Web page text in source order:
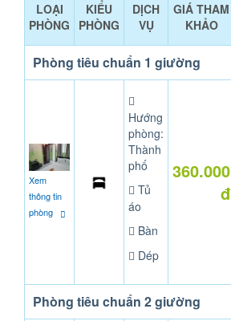
LOẠI
PHÒNG
KIỂU
PHÒNG
DỊCH
VỤ
GIÁ THAM
KHẢO
Phòng tiêu chuẩn 1 giường
Xem
thông tin
phòng
Hướng
phòng:
Thành
phố
Tủ
áo
Bàn
Dép
360.000
đ
Phòng tiêu chuẩn 2 giường